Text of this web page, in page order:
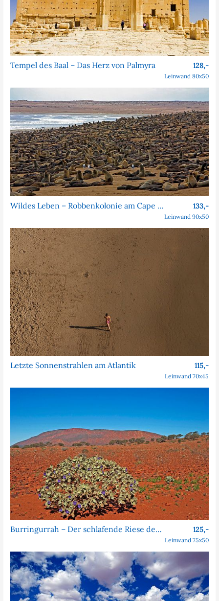
Tempel des Baal – Das Herz von Palmyra 128,-
Leinwand 80x50
Wildes Leben – Robbenkolonie am Cape Cross 133,-
Leinwand 90x50
Letzte Sonnenstrahlen am Atlantik 115,-
Leinwand 70x45
Burringurrah – Der schlafende Riese des Outbacks 125,-
Leinwand 75x50